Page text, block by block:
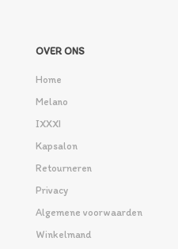
OVER ONS
Home
Melano
IXXXI
Kapsalon
Retourneren
Privacy
Algemene voorwaarden
Winkelmand